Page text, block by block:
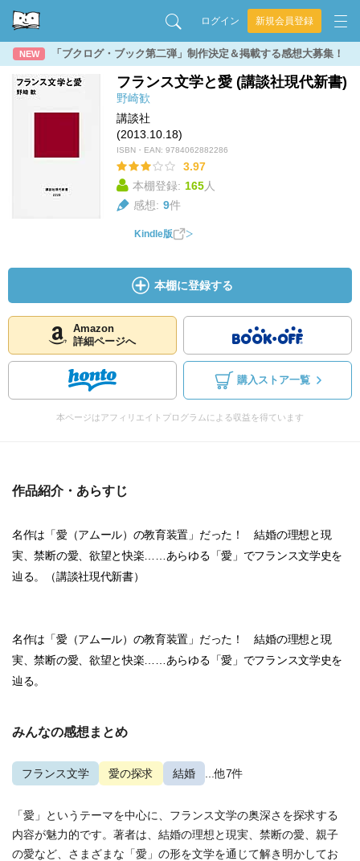
ログイン 新規会員登録
NEW 「ブクログ・ブック第二弾」制作決定＆掲載する感想大募集！
フランス文学と愛 (講談社現代新書)
野崎歓
講談社
(2013.10.18)
ISBN・EAN: 9784062882286
3.97
本棚登録: 165人
感想: 9件
Kindle版
本棚に登録する
Amazon
詳細ページへ
購入ストア一覧
本ページはアフィリエイトプログラムによる収益を得ています
作品紹介・あらすじ
名作は「愛（アムール）の教育装置」だった！ 結婚の理想と現
実、禁断の愛、欲望と快楽……あらゆる「愛」でフランス文学史を
辿る。（講談社現代新書）
名作は「愛（アムール）の教育装置」だった！ 結婚の理想と現
実、禁断の愛、欲望と快楽……あらゆる「愛」でフランス文学史を
辿る。
みんなの感想まとめ
フランス文学 愛の探求 結婚 ...他7件
「愛」というテーマを中心に、フランス文学の奥深さを探求する
内容が魅力的です。著者は、結婚の理想と現実、禁断の愛、親子
の愛など、さまざまな「愛」の形を文学を通じて解き明かしてお